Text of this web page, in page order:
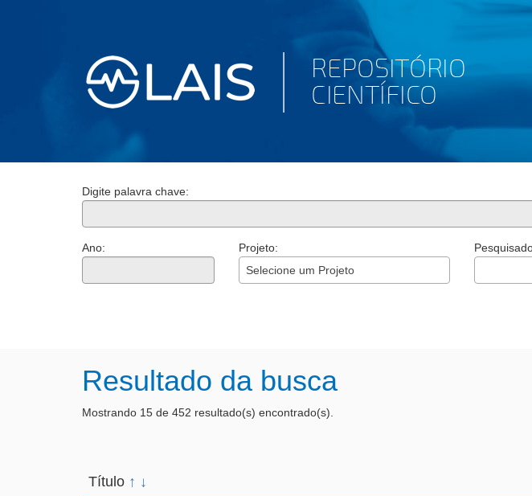
Digite palavra chave:
Ano:
Projeto:
Selecione um Projeto
Resultado da busca
Mostrando 15 de 452 resultado(s) encontrado(s).
Título ↑ ↓